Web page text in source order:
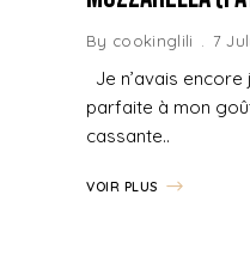
By cookinglili 7
Je n’avais
parfaite à mon
cassante..
VOIR PLUS